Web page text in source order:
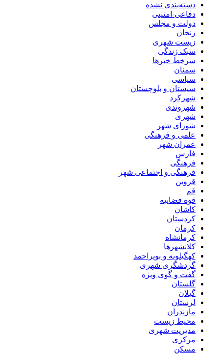
دسته‌بندی نشده
دفاعی-امنیتی
دولت و مجلس
زنجان
زیست شهری
سبک زندگی
سرخط خبرها
سمنان
سیاسی
سیستان و بلوچستان
شهرکرد
شهروندی
شهری
شورای شهر
علمی و فرهنگی
عمران شهر
فارس
فرهنگی
فرهنگی و اجتماعی شهر
قزوین
قم
قوه قضاییه
کاشان
کردستان
کرمان
کرمانشاه
کلانشهرها
کهگیلویه و بویراحمد
گردشگری شهری
گفت و گوی ویژه
گلستان
گیلان
لرستان
مازندران
محیط زیست
مدیریت شهری
مرکزی
مسکن